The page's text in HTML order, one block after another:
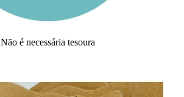
Não é necessária tesoura